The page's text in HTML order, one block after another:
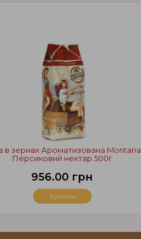
в зернах Ароматизована Montana
Персиковий нектар 500г
956.00 грн
Купити